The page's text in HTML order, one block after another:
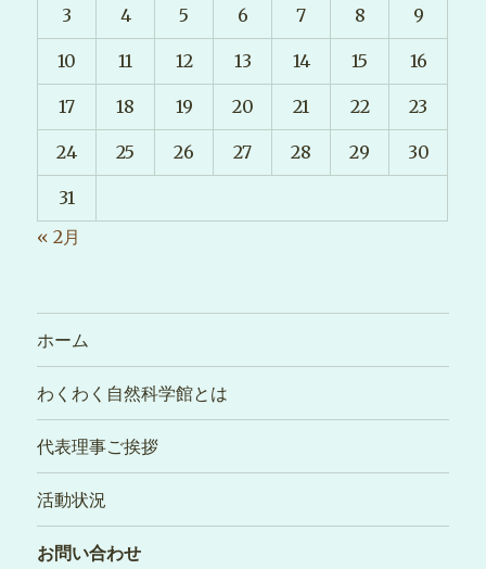
3 4 5 6 7 8 9
10 11 12 13 14 15 16
17 18 19 20 21 22 23
24 25 26 27 28 29 30
31
« 2月
ホーム
わくわく自然科学館とは
代表理事ご挨拶
活動状況
お問い合わせ